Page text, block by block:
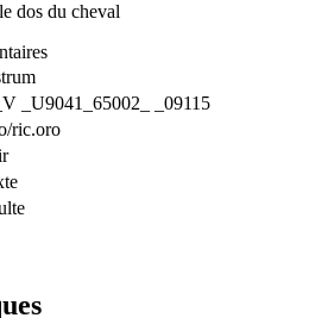
dos du cheval
_U9041_65002_ _09115
ric.oro